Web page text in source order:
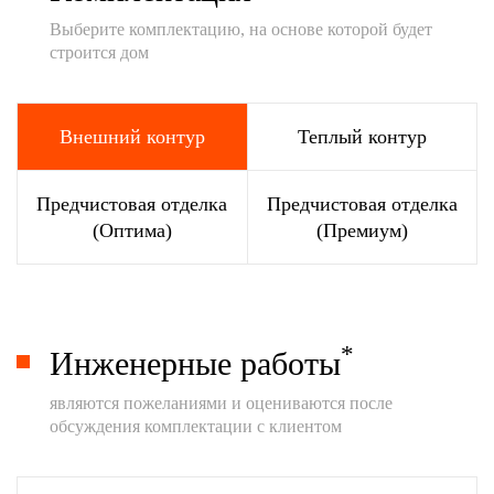
Выберите комплектацию, на основе которой будет
строится дом
Внешний контур Теплый контур
Предчистовая отделка
(Оптима)
Предчистовая отделка
(Премиум)
Инженерные работы*
являются пожеланиями и оцениваются после
обсуждения комплектации с клиентом